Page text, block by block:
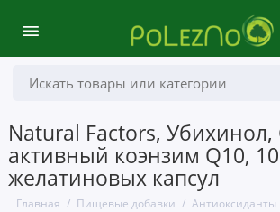
Natural Factors, Убихинол,
активный коэнзим Q10,
желатиновых капсул
Главная Пищевые добавки Антиоксиданты